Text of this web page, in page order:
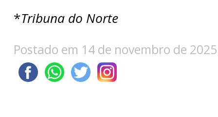
*Tribuna do Norte
Postado em 14 de novembro de 2025